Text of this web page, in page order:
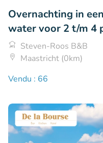
Overnachting in
water voor 2 t/m 4
Steven-Roos B&B
Maastricht (0km)
Vendu : 66